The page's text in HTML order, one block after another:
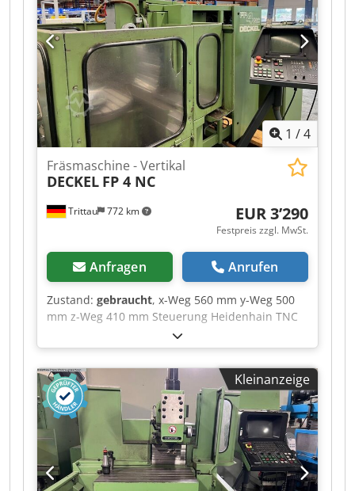
ist. Aenderungen und Irrtuemer in den
technischen Daten und Angaben sowie
Zwischenverkauf vorbehalten!
1 /4
Trittau 772 km
Fräsmaschine - Vertikal
DECKEL FP 4 NC
EUR 3’290
Festpreis zzgl. MwSt.
Anfragen Anrufen
Zustand: gebraucht, x-Weg 560 mm y-Weg 500
mm z-Weg 410 mm Steuerung Heidenhain TNC
355 Die Maschine befindet sich unserer
Einschätzung nach in einem guten gebrauchten
Zustand und kann nach Terminvereinbarung
unter Strom besichtigt werden. Zubehör,
abgebildete Werkzeuge und Spannmittel
gehören nur zum Lieferumfang wenn dies in
den Zusatzinformationen vermerkt ist. Dcjdpfx
Aijzq Hllsrsk Aenderungen und Irrtuemer in den
technischen Daten und Angaben sowie
Zwischenverkauf vorbehalten!
Kleinanzeige